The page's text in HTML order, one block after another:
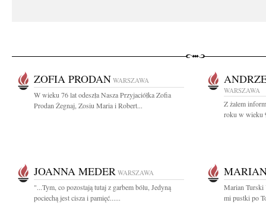
ZOFIA PRODAN WARSZAWA
W wieku 76 lat odeszła Nasza Przyjaciółka Zofia
Prodan Żegnaj, Zosiu Maria i Robert...
WARSZAWA
Z żalem
roku w wieku
JOANNA MEDER WARSZAWA
"...Tym, co pozostają tutaj z garbem bólu, Jedyną
pociechą jest cisza i pamięć......
Marian Turski
mi pustki po